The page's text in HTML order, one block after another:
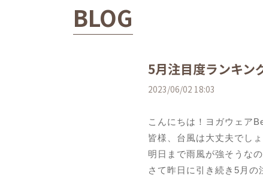
BLOG
5月注目度ランキ
2023/06/02 18:03
こんにちは！ヨガウェア
皆様、台風は大丈夫でし
明日まで雨風が強そうな
さて昨日に引き続き5月の